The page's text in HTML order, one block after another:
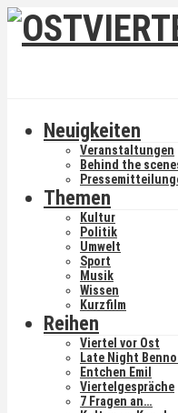
Neuigkeiten
Veranstaltungen
Behind the
Themen
Kultur
Politik
Umwelt
Sport
Musik
Wissen
Kurzfilm
Reihen
Viertel vor Ost
Late Night
Entchen Emil
Viertelgespräche
7 Fragen an…